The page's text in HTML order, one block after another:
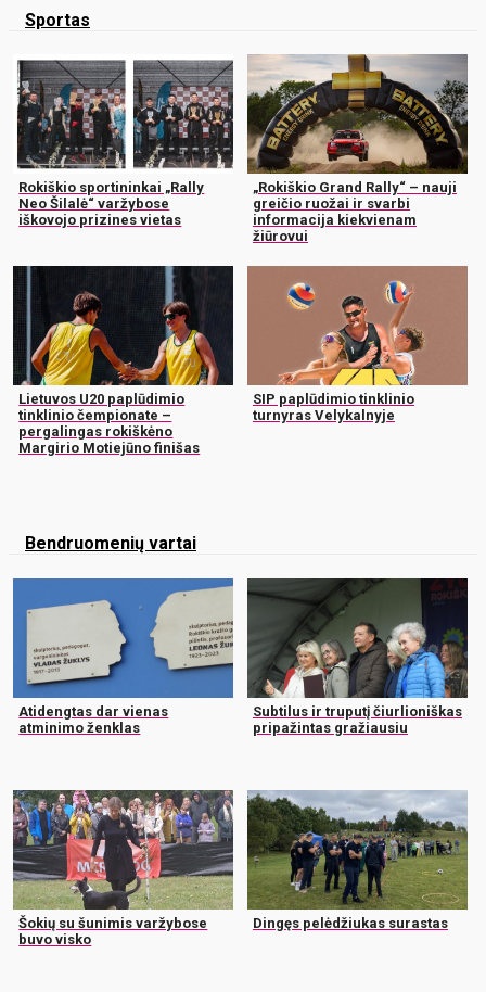
Sportas
Rokiškio sportininkai „Rally
Neo Šilalė“ varžybose
iškovojo prizines vietas
„Rokiškio Grand Rally“ – nauji
greičio ruožai ir svarbi
informacija kiekvienam
žiūrovui
Lietuvos U20 paplūdimio
tinklinio čempionate –
pergalingas rokiškėno
Margirio Motiejūno finišas
SIP paplūdimio tinklinio
turnyras Velykalnyje
Bendruomenių vartai
Atidengtas dar vienas
atminimo ženklas
Subtilus ir truputį čiurlioniškas
pripažintas gražiausiu
Šokių su šunimis varžybose
buvo visko
Dingęs pelėdžiukas surastas